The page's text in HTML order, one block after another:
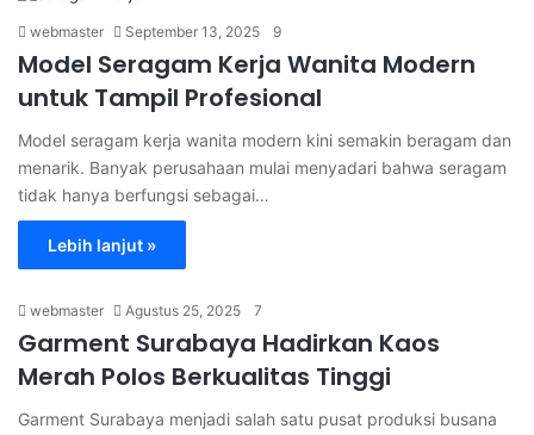
webmaster September 13, 2025 9
Model Seragam Kerja Wanita Modern
untuk Tampil Profesional
Model seragam kerja wanita modern kini semakin beragam dan
menarik. Banyak perusahaan mulai menyadari bahwa seragam
tidak hanya berfungsi sebagai…
Lebih lanjut »
webmaster Agustus 25, 2025 7
Garment Surabaya Hadirkan Kaos
Merah Polos Berkualitas Tinggi
Garment Surabaya menjadi salah satu pusat produksi busana